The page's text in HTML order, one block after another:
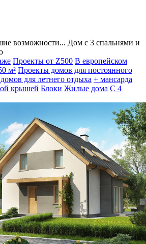
возможности... Дом с 3 спальнями и
Проекты от Z500 В европейском
м² Проекты домов для постоянного
для летнего отдыха + мансарда
крышей Блоки Жилые дома С 4